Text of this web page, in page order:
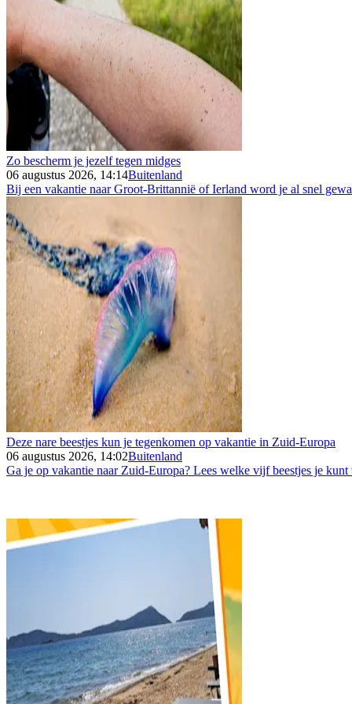
Zo bescherm je jezelf tegen midges
06 augustus 2026, 14:14Buitenland
Bij een vakantie naar Groot-Brittannië of Ierland word je al snel
Deze nare beestjes kun je tegenkomen op vakantie in Zuid-Europa
06 augustus 2026, 14:02Buitenland
Ga je op vakantie naar Zuid-Europa? Lees welke vijf beestjes je kunt